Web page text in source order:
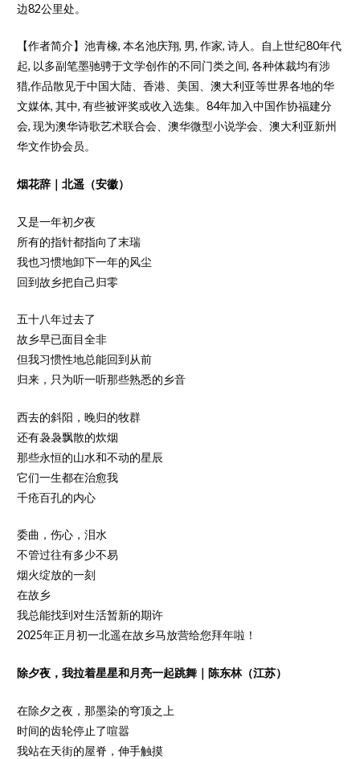
边82公里处。
【作者简介】池青橡, 本名池庆翔, 男, 作家, 诗人。自上世纪80年代
起, 以多副笔墨驰骋于文学创作的不同门类之间, 各种体裁均有涉
猎,作品散见于中国大陆、香港、美国、澳大利亚等世界各地的华
文媒体, 其中, 有些被评奖或收入选集。84年加入中国作协福建分
会, 现为澳华诗歌艺术联合会、澳华微型小说学会、澳大利亚新州
华文作协会员。
烟花辞｜北遥（安徽）
又是一年初夕夜
所有的指针都指向了末瑞
我也习惯地卸下一年的风尘
回到故乡把自己归零
五十八年过去了
故乡早已面目全非
但我习惯性地总能回到从前
归来，只为听一听那些熟悉的乡音
西去的斜阳，晚归的牧群
还有袅袅飘散的炊烟
那些永恒的山水和不动的星辰
它们一生都在治愈我
千疮百孔的内心
委曲，伤心，泪水
不管过往有多少不易
烟火绽放的一刻
在故乡
我总能找到对生活暂新的期许
2025年正月初一北遥在故乡马放营给您拜年啦！
除夕夜，我拉着星星和月亮一起跳舞｜ 陈东林（江苏）
在除夕之夜，那墨染的穹顶之上
时间的齿轮停止了喧嚣
我站在天街的屋脊，伸手触摸